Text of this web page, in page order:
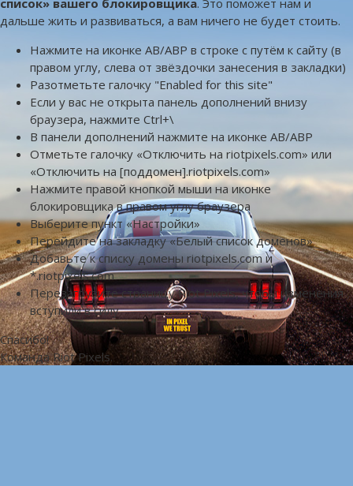
дальше жить и развиваться, а вам ничего не будет стоить.
Нажмите на иконке AB/ABP в строке с путём к сайту (в
правом углу, слева от звёздочки занесения в закладки)
Разотметьте галочку "Enabled for this site"
Если у вас не открыта панель дополнений внизу
браузера, нажмите Ctrl+\
В панели дополнений нажмите на иконке AB/ABP
Отметьте галочку «Отключить на riotpixels.com» или
«Отключить на [поддомен].riotpixels.com»
Нажмите правой кнопкой мыши на иконке
блокировщика в правом углу браузера
Выберите пункт «Настройки»
Перейдите на закладку «Белый список доменов»
Добавьте к списку домены riotpixels.com и
*.riotpixels.com
Перезагрузите страницу Riot Pixels, чтобы изменения
вступили в силу
Спасибо!
Команда Riot Pixels.